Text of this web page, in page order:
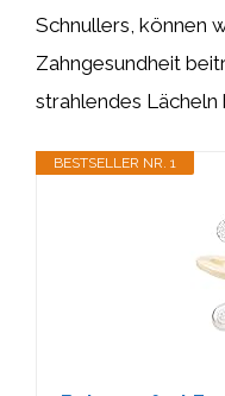
Schnullers, können
Zahngesundheit
strahlendes Lächeln
BESTSELLER NR. 1